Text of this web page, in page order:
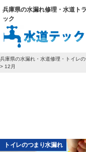
兵庫県の水漏れ修理・水道ト
ック
兵庫県の水漏れ・水道修理・トイレ
> 12月
トイレのつまり水漏れ